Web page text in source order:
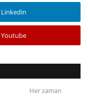
Linkedin
Youtube
Her zaman